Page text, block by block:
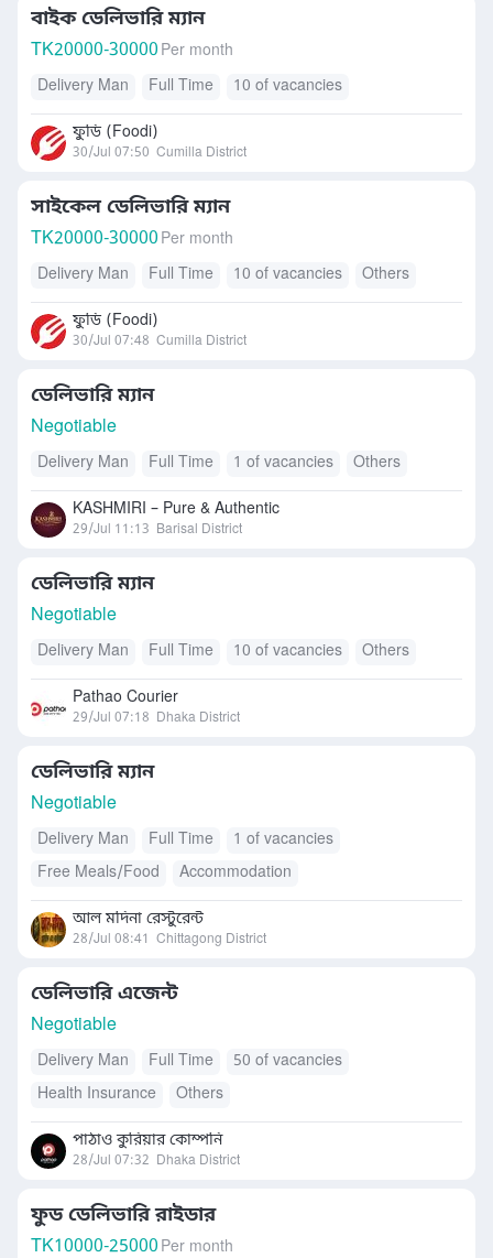
বাইক ডেলিভারি ম্যান
TK20000-30000 Per month
Delivery Man
Full Time 10 of vacancies
ফুডি (Foodi)
30/Jul 07:50 Cumilla District
সাইকেল ডেলিভারি ম্যান
TK20000-30000 Per month
Delivery Man
Full Time 10 of vacancies Others
ফুডি (Foodi)
30/Jul 07:48 Cumilla District
ডেলিভারি ম্যান
Negotiable
Delivery Man Full Time 1 of vacancies Others
KASHMIRI – Pure & Authentic
29/Jul 11:13 Barisal District
ডেলিভারি ম্যান
Negotiable
Delivery Man Full Time 10 of vacancies Others
Pathao Courier
29/Jul 07:18 Dhaka District
ডেলিভারি ম্যান
Negotiable
Delivery Man Full Time
1 of vacancies
Free Meals/Food
Accommodation
আল মদিনা রেস্টুরেন্ট
28/Jul 08:41 Chittagong District
ডেলিভারি এজেন্ট
Negotiable
Delivery Man Full Time
50 of vacancies
Health Insurance
Others
পাঠাও কুরিয়ার কোম্পনি
28/Jul 07:32 Dhaka District
ফুড ডেলিভারি রাইডার
TK10000-25000 Per month